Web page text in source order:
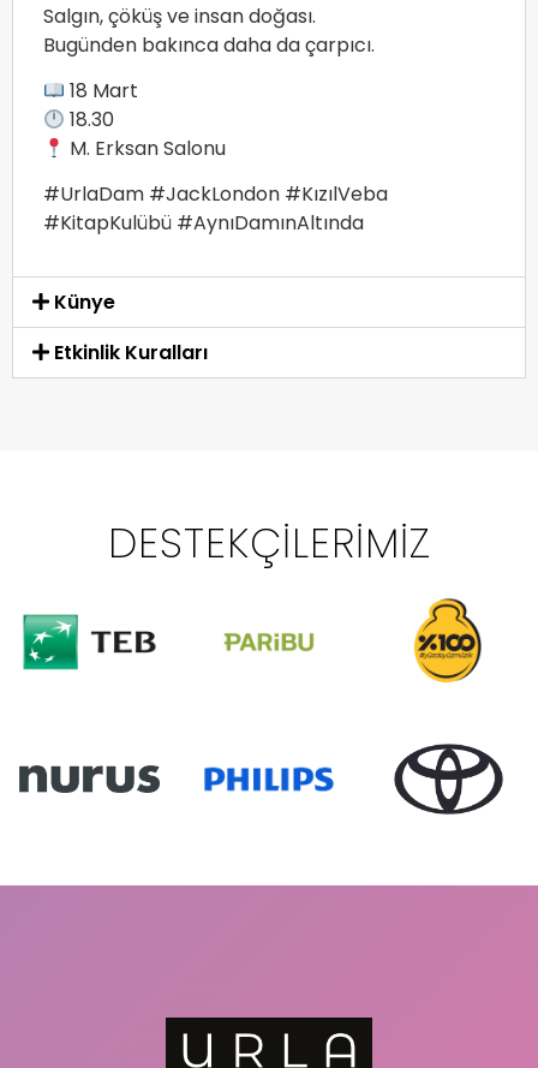
Salgın, çöküş ve insan doğası.
Bugünden bakınca daha da çarpıcı.
18 Mart
18.30
M. Erksan Salonu
#UrlaDam #JackLondon #KızılVeba
#KitapKulübü #AynıDamınAltında
Künye
Etkinlik Kuralları
DESTEKÇILERIMIZ